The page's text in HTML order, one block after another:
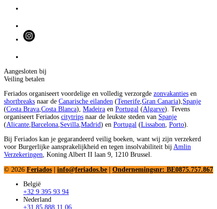
Aangesloten bij
Veiling betalen
Feriados organiseert voordelige en volledig verzorgde zonvakanties en
shortbreaks naar de Canarische eilanden (Tenerife Gran Canaria), Spanje
(Costa Brava Costa Blanca), Madeira en Portugal (Algarve). Tevens
organiseert Feriados citytrips naar de leukste steden van Spanje
(Alicante Barcelona Sevilla Madrid) en Portugal (Lissabon Porto).
Bij Feriados kan je gegarandeerd veilig boeken, want wij zijn verzekerd
voor Burgerlijke aansprakelijkheid en tegen insolvabiliteit bij Amlin
Verzekeringen , Koning Albert II laan 9, 1210 Brussel.
© 2026 Feriados | info@feriados.be | Ondernemingsnr: BE0875.757.867
België
+32 9 395 93 94
Nederland
+31 85 888 11 06